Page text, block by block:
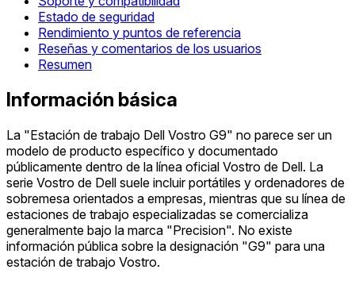
Estado de seguridad
Rendimiento y puntos de referencia
Reseñas y comentarios de los usuarios
Resumen
Información básica
La "Estación de trabajo Dell Vostro G9" no parece ser un
modelo de producto específico y documentado
públicamente dentro de la línea oficial Vostro de Dell. La
serie Vostro de Dell suele incluir portátiles y ordenadores de
sobremesa orientados a empresas, mientras que su línea de
estaciones de trabajo especializadas se comercializa
generalmente bajo la marca "Precision". No existe
información pública sobre la designación "G9" para una
estación de trabajo Vostro.